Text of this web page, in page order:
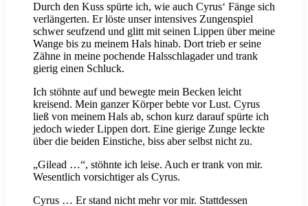
Durch den Kuss spürte ich, wie auch Cyrus‘ Fänge sich
verlängerten. Er löste unser intensives Zungenspiel
schwer seufzend und glitt mit seinen Lippen über meine
Wange bis zu meinem Hals hinab. Dort trieb er seine
Zähne in meine pochende Halsschlagader und trank
gierig einen Schluck.
Ich stöhnte auf und bewegte mein Becken leicht
kreisend. Mein ganzer Körper bebte vor Lust. Cyrus
ließ von meinem Hals ab, schon kurz darauf spürte ich
jedoch wieder Lippen dort. Eine gierige Zunge leckte
über die beiden Einstiche, biss aber selbst nicht zu.
„Gilead …“, stöhnte ich leise. Auch er trank von mir.
Wesentlich vorsichtiger als Cyrus.
Cyrus … Er stand nicht mehr vor mir. Stattdessen